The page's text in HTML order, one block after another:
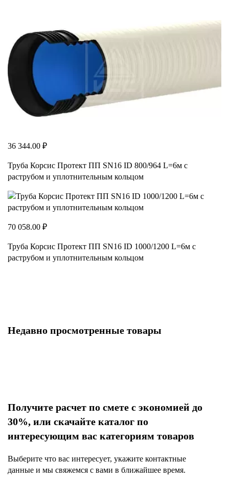
36 344.00 ₽
Труба Корсис Протект ПП SN16 ID 800/964 L=6м с
раструбом и уплотнительным кольцом
70 058.00 ₽
Труба Корсис Протект ПП SN16 ID 1000/1200 L=6м с
раструбом и уплотнительным кольцом
Недавно просмотренные товары
Получите расчет по смете с экономией до
30%, или скачайте каталог по
интересующим вас категориям товаров
Выберите что вас интересует, укажите контактные
данные и мы свяжемся с вами в ближайшее время.